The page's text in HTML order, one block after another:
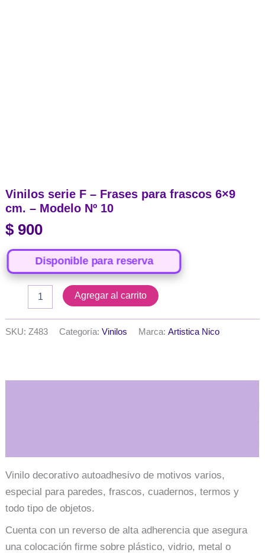
Vinilos serie F – Frases para frascos 6×9
cm. – Modelo Nº 10
$ 900
Disponible para reserva
Frases
Agregar al carrito
SKU:Z483 Categoría:Vinilos Marca:Artistica Nico
Vinilo decorativo autoadhesivo de motivos varios,
especial para paredes, frascos, cuadernos, termos y
todo tipo de objetos.
Cuenta con un reverso de alta adherencia que asegura
una colocación firme sobre plástico, vidrio, metal o